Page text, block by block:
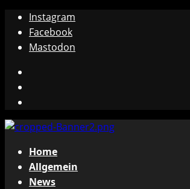
Zum
Inhalt
springen
Instagram
Facebook
Mastodon
Primäres
Menü
Home
Allgemein
News